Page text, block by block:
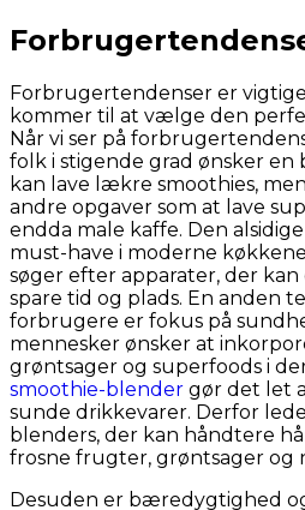
Forbrugertendenser er
kommer til at vælge den
Når vi ser på
folk i stigende grad ønsker
kan lave lækre smoothies,
andre opgaver som at lave
endda male kaffe. Den
must-have i moderne
søger efter apparater, der
spare tid og plads. En anden
forbrugere er fokus på
mennesker ønsker at
grøntsager og superfoods i
smoothie-blender gør det let
sunde drikkevarer. Derfor
blenders, der kan håndtere
frosne frugter, grøntsager og
Desuden er bæredygtighed